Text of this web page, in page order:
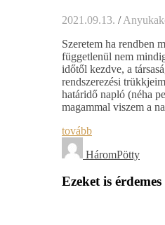
2021.09.13. /
Szeretem ha rendben
függetlenül nem
időtől kezdve, a
rendszerezési
határidő napló (néha
magammal viszem a
tovább
HáromPötty
Ezeket is